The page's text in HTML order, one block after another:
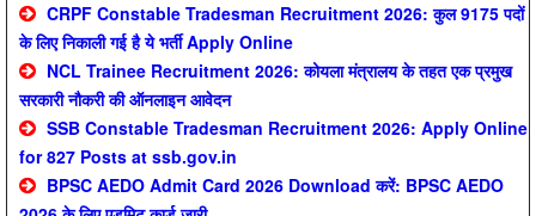
CRPF Constable Tradesman Recruitment 2026: कुल 9175 पदों
के लिए निकाली गई है ये भर्ती Apply Online
NCL Trainee Recruitment 2026: कोयला मंत्रालय के तहत एक प्रमुख
सरकारी नौकरी की ऑनलाइन आवेदन
SSB Constable Tradesman Recruitment 2026: Apply Online
for 827 Posts at ssb.gov.in
BPSC AEDO Admit Card 2026 Download करें: BPSC AEDO